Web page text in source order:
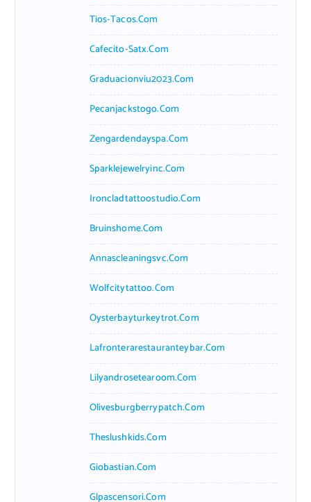
Tios-Tacos.com
Cafecito-Satx.com
Graduacionviu2023.com
Pecanjackstogo.com
Zengardendayspa.com
Sparklejewelryinc.com
Ironcladtattoostudio.com
Bruinshome.com
Annascleaningsvc.com
Wolfcitytattoo.com
Oysterbayturkeytrot.com
Lafronterarestauranteybar.com
Lilyandrosetearoom.com
Olivesburgberrypatch.com
Theslushkids.com
Giobastian.com
Glpascensori.com